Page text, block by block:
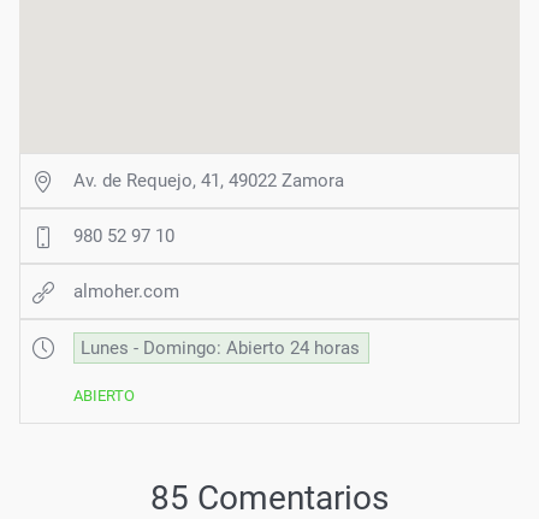
Av. de Requejo, 41, 49022 Zamora
980 52 97 10
almoher.com
Lunes - Domingo: Abierto 24 horas
ABIERTO
85 Comentarios